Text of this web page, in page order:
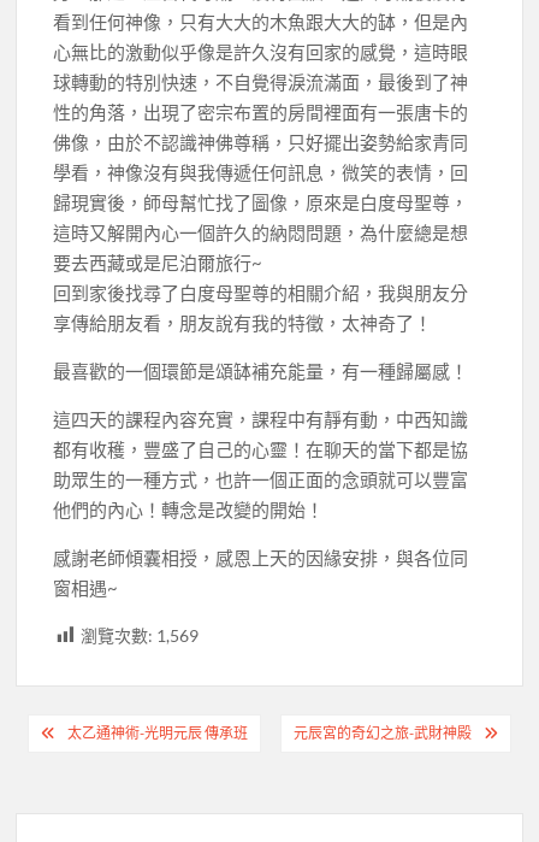
看到任何神像，只有大大的木魚跟大大的缽，但是內
心無比的激動似乎像是許久沒有回家的感覺，這時眼
球轉動的特別快速，不自覺得淚流滿面，最後到了神
性的角落，出現了密宗布置的房間裡面有一張唐卡的
佛像，由於不認識神佛尊稱，只好擺出姿勢給家青同
學看，神像沒有與我傳遞任何訊息，微笑的表情，回
歸現實後，師母幫忙找了圖像，原來是白度母聖尊，
這時又解開內心一個許久的納悶問題，為什麼總是想
要去西藏或是尼泊爾旅行~
回到家後找尋了白度母聖尊的相關介紹，我與朋友分
享傳給朋友看，朋友說有我的特徵，太神奇了！
最喜歡的一個環節是頌缽補充能量，有一種歸屬感！
這四天的課程內容充實，課程中有靜有動，中西知識
都有收穫，豐盛了自己的心靈！在聊天的當下都是協
助眾生的一種方式，也許一個正面的念頭就可以豐富
他們的內心！轉念是改變的開始！
感謝老師傾囊相授，感恩上天的因緣安排，與各位同
窗相遇~
瀏覽次數: 1,569
文
導
太乙通神術-光明元辰 傳承班 元辰宮的奇幻之旅-武財神殿